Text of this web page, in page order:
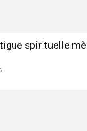
spirituelle